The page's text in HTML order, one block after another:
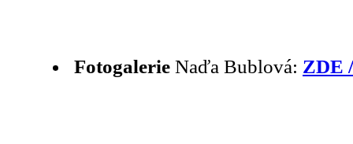
Fotogalerie Naďa Bublová: ZDE